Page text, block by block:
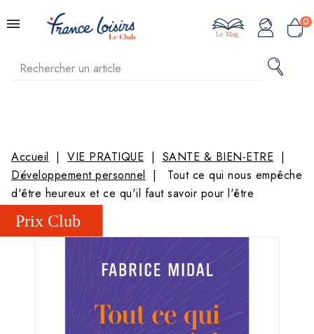
0
Le Mag
Accueil VIE PRATIQUE
SANTE & BIEN-ETRE
Développement personnel
Tout ce qui nous empêche
d'être heureux et ce qu'il faut savoir pour l'être